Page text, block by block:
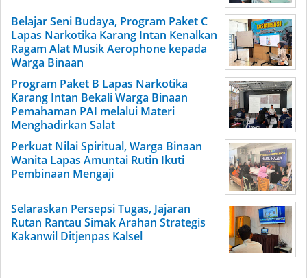
Belajar Seni Budaya, Program Paket C
Lapas Narkotika Karang Intan Kenalkan
Ragam Alat Musik Aerophone kepada
Warga Binaan
Program Paket B Lapas Narkotika
Karang Intan Bekali Warga Binaan
Pemahaman PAI melalui Materi
Menghadirkan Salat
Perkuat Nilai Spiritual, Warga Binaan
Wanita Lapas Amuntai Rutin Ikuti
Pembinaan Mengaji
Selaraskan Persepsi Tugas, Jajaran
Rutan Rantau Simak Arahan Strategis
Kakanwil Ditjenpas Kalsel